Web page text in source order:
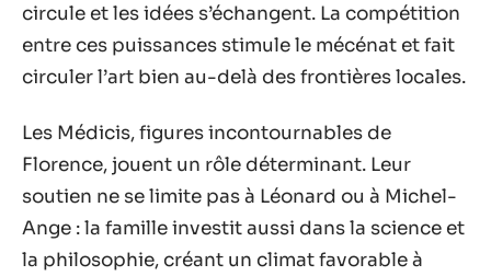
circule et les idées s’échangent. La compétition
entre ces puissances stimule le mécénat et fait
circuler l’art bien au-delà des frontières locales.
Les Médicis, figures incontournables de
Florence, jouent un rôle déterminant. Leur
soutien ne se limite pas à Léonard ou à Michel-
Ange : la famille investit aussi dans la science et
la philosophie, créant un climat favorable à